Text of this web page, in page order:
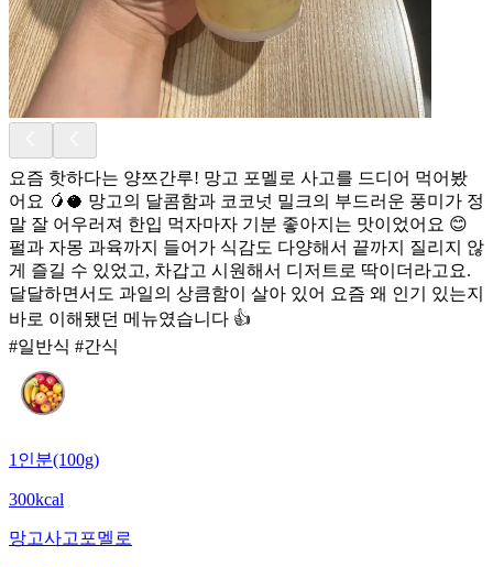
요즘 핫하다는 양쯔간루! 망고 포멜로 사고를 드디어 먹어봤
어요 🥭🥥 망고의 달콤함과 코코넛 밀크의 부드러운 풍미가 정
말 잘 어우러져 한입 먹자마자 기분 좋아지는 맛이었어요 😊
펄과 자몽 과육까지 들어가 식감도 다양해서 끝까지 질리지 않
게 즐길 수 있었고, 차갑고 시원해서 디저트로 딱이더라고요.
달달하면서도 과일의 상큼함이 살아 있어 요즘 왜 인기 있는지
바로 이해됐던 메뉴였습니다 👍
#일반식 #간식
1인분(100g)
300kcal
망고사고포멜로